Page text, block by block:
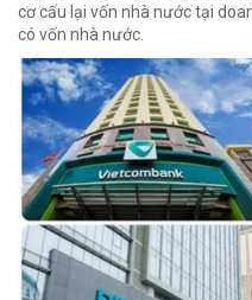
cơ cấu lại vốn nhà nước tại
có vốn nhà nước.